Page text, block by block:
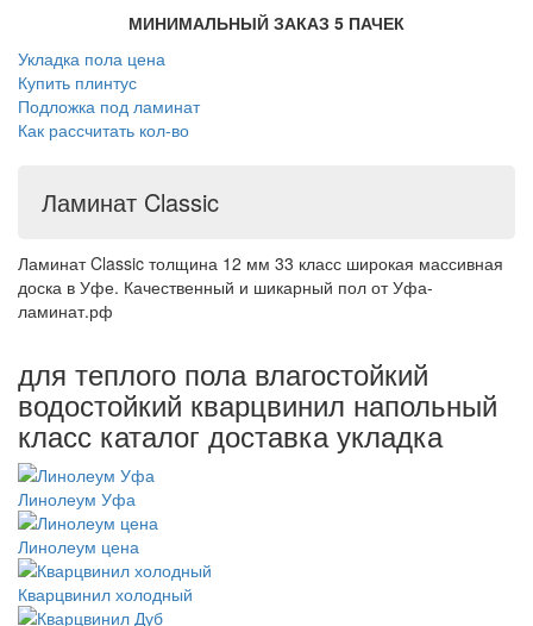
МИНИМАЛЬНЫЙ ЗАКАЗ 5 ПАЧЕК
Укладка пола цена
Купить плинтус
Подложка под ламинат
Как рассчитать кол-во
Ламинат Classic
Ламинат Classic толщина 12 мм 33 класс широкая массивная
доска в Уфе. Качественный и шикарный пол от Уфа-
ламинат.рф
для теплого пола влагостойкий
водостойкий кварцвинил напольный
класс каталог доставка укладка
Линолеум Уфа
Линолеум цена
Кварцвинил холодный